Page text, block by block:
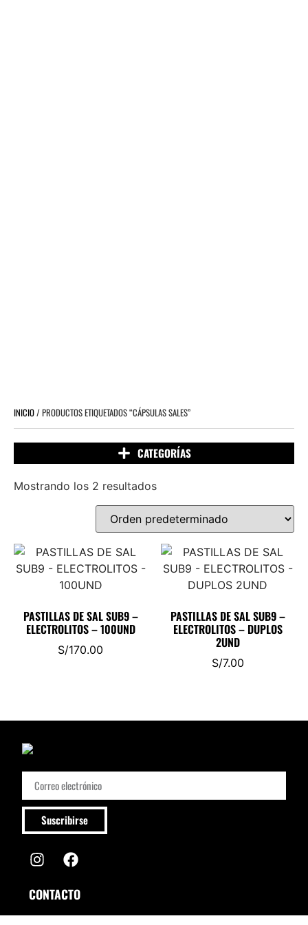
INICIO/ PRODUCTOS ETIQUETADOS “CÁPSULAS SALES”
Mostrando los 2 resultados
PASTILLAS DE SAL SUB9 –
ELECTROLITOS – 100UND
S/170.00
PASTILLAS DE SAL SUB9 –
ELECTROLITOS – DUPLOS
2UND
S/7.00
Suscribirse
CONTACTO